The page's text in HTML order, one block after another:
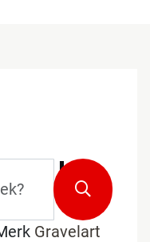
Zoeken
32 big
Gravelart